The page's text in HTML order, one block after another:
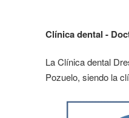
Clínica dental -
La Clínica dental
Pozuelo, siendo la